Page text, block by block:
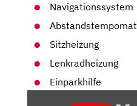
Navigationssystem
Abstandstempomat
Sitzheizung
Lenkradheizung
Einparkhilfe